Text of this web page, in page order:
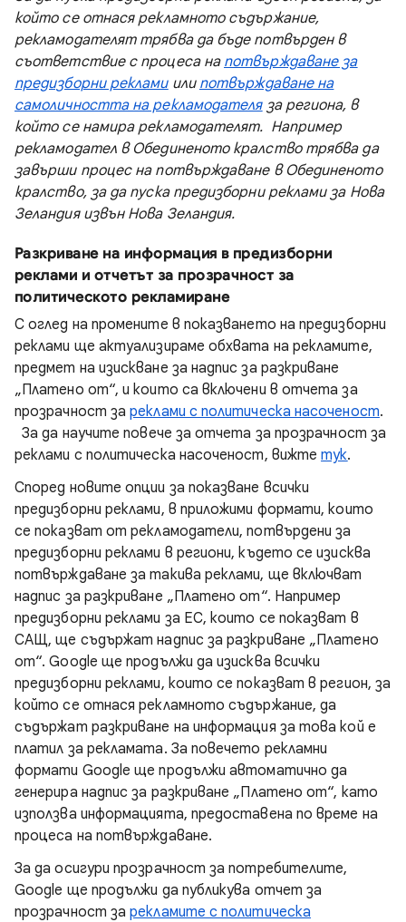
който се отнася рекламното съдържание,
рекламодателят трябва да бъде потвърден в
съответствие с процеса на потвърждаване за
предизборни реклами или потвърждаване на
самоличността на рекламодателя за региона, в
който се намира рекламодателят. Например
рекламодател в Обединеното кралство трябва да
завърши процес на потвърждаване в Обединеното
кралство, за да пуска предизборни реклами за Нова
Зеландия извън Нова Зеландия.
Разкриване на информация в предизборни
реклами и отчетът за прозрачност за
политическото рекламиране
С оглед на промените в показването на предизборни
реклами ще актуализираме обхвата на рекламите,
предмет на изискване за надпис за разкриване
„Платено от“, и които са включени в отчета за
прозрачност зареклами с политическа насоченост.
За да научите повече за отчета за прозрачност за
реклами с политическа насоченост, вижтетук.
Според новите опции за показване всички
предизборни реклами, в приложими формати, които
се показват от рекламодатели, потвърдени за
предизборни реклами в региони, където се изисква
потвърждаване за такива реклами, ще включват
надпис за разкриване „Платено от“. Например
предизборни реклами за ЕС, които се показват в
САЩ, ще съдържат надпис за разкриване „Платено
от“. Google ще продължи да изисква всички
предизборни реклами, които се показват в регион, за
който се отнася рекламното съдържание, да
съдържат разкриване на информация за това кой е
платил за рекламата. За повечето рекламни
формати Google ще продължи автоматично да
генерира надпис за разкриване „Платено от“, като
използва информацията, предоставена по време на
процеса на потвърждаване.
За да осигури прозрачност за потребителите,
Google ще продължи да публикува отчет за
прозрачност зарекламите с политическа